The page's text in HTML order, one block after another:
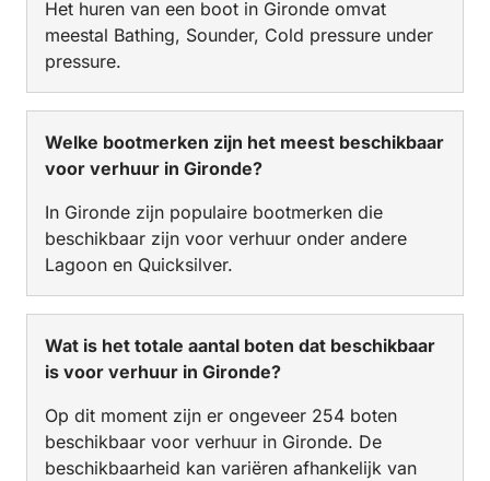
Het huren van een boot in Gironde omvat
meestal Bathing, Sounder, Cold pressure under
pressure.
Welke bootmerken zijn het meest beschikbaar
voor verhuur in Gironde?
In Gironde zijn populaire bootmerken die
beschikbaar zijn voor verhuur onder andere
Lagoon en Quicksilver.
Wat is het totale aantal boten dat beschikbaar
is voor verhuur in Gironde?
Op dit moment zijn er ongeveer 254 boten
beschikbaar voor verhuur in Gironde. De
beschikbaarheid kan variëren afhankelijk van